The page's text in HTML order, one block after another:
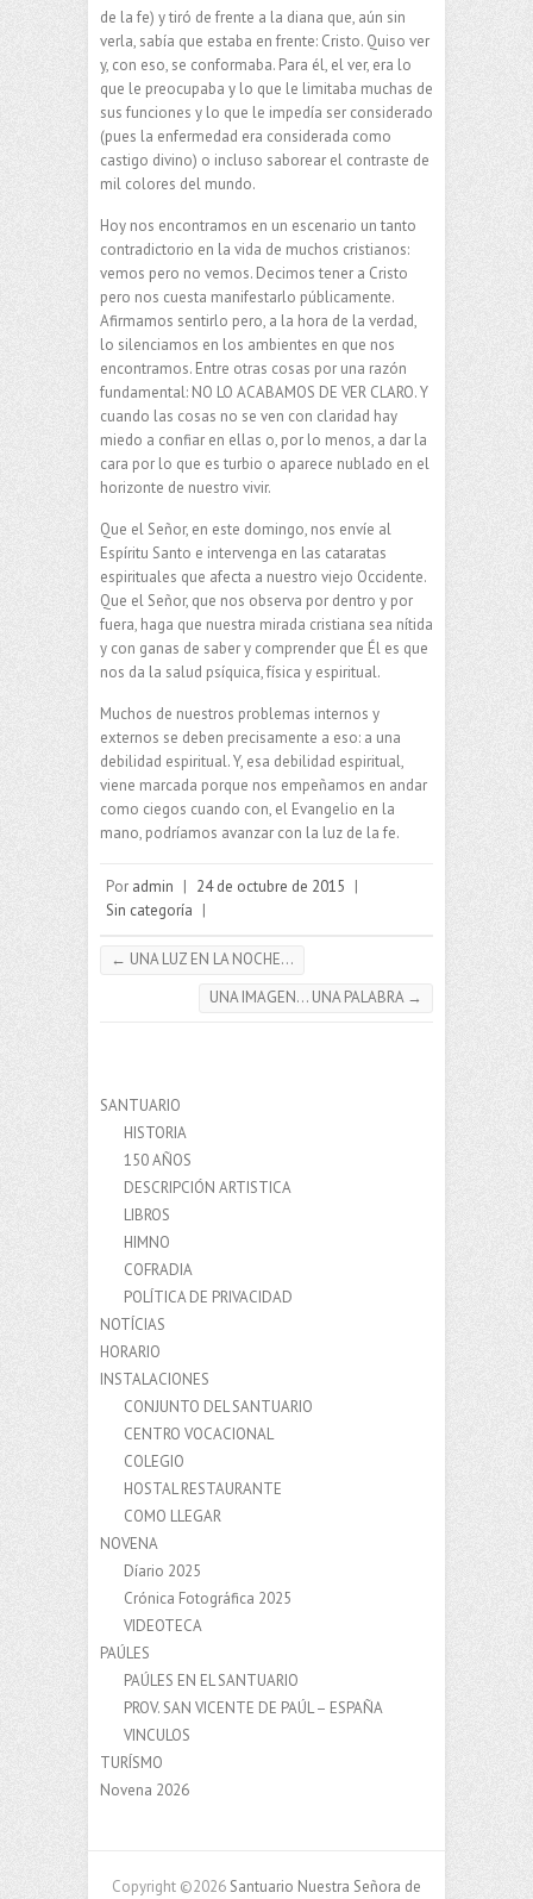
de la fe) y tiró de frente a la diana que, aún sin
verla, sabía que estaba en frente: Cristo. Quiso ver
y, con eso, se conformaba. Para él, el ver, era lo
que le preocupaba y lo que le limitaba muchas de
sus funciones y lo que le impedía ser considerado
(pues la enfermedad era considerada como
castigo divino) o incluso saborear el contraste de
mil colores del mundo.
Hoy nos encontramos en un escenario un tanto
contradictorio en la vida de muchos cristianos:
vemos pero no vemos. Decimos tener a Cristo
pero nos cuesta manifestarlo públicamente.
Afirmamos sentirlo pero, a la hora de la verdad,
lo silenciamos en los ambientes en que nos
encontramos. Entre otras cosas por una razón
fundamental: NO LO ACABAMOS DE VER CLARO. Y
cuando las cosas no se ven con claridad hay
miedo a confiar en ellas o, por lo menos, a dar la
cara por lo que es turbio o aparece nublado en el
horizonte de nuestro vivir.
Que el Señor, en este domingo, nos envíe al
Espíritu Santo e intervenga en las cataratas
espirituales que afecta a nuestro viejo Occidente.
Que el Señor, que nos observa por dentro y por
fuera, haga que nuestra mirada cristiana sea nítida
y con ganas de saber y comprender que Él es que
nos da la salud psíquica, física y espiritual.
Muchos de nuestros problemas internos y
externos se deben precisamente a eso: a una
debilidad espiritual. Y, esa debilidad espiritual,
viene marcada porque nos empeñamos en andar
como ciegos cuando con, el Evangelio en la
mano, podríamos avanzar con la luz de la fe.
Por admin | 24 de octubre de 2015 |
Sin categoría |
← UNA LUZ EN LA NOCHE…
UNA IMAGEN… UNA PALABRA →
SANTUARIO
HISTORIA
150 AÑOS
DESCRIPCIÓN ARTISTICA
LIBROS
HIMNO
COFRADIA
POLÍTICA DE PRIVACIDAD
NOTÍCIAS
HORARIO
INSTALACIONES
CONJUNTO DEL SANTUARIO
CENTRO VOCACIONAL
COLEGIO
HOSTAL RESTAURANTE
COMO LLEGAR
NOVENA
Díario 2025
Crónica Fotográfica 2025
VIDEOTECA
PAÚLES
PAÚLES EN EL SANTUARIO
PROV. SAN VICENTE DE PAÚL – ESPAÑA
VINCULOS
TURÍSMO
Novena 2026
Copyright ©2026 Santuario Nuestra Señora de